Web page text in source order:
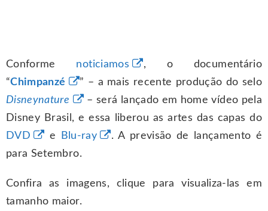
Conforme noticiamos
, o documentário
“Chimpanzé
” – a mais recente produção do selo
Disneynature
– será lançado em home vídeo pela
Disney Brasil, e essa liberou as artes das capas do
DVD
e Blu-ray
. A previsão de lançamento é
para Setembro.
Confira as imagens, clique para visualiza-las em
tamanho maior.